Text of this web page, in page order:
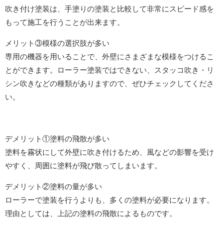
吹き付け塗装は、手塗りの塗装と比較して非常にスピード感を
もって施工を行うことが出来ます。
メリット③模様の選択肢が多い
専用の機器を用いることで、外壁にさまざまな模様をつけるこ
とができます。ローラー塗装ではできない、スタッコ吹き・リ
シン吹きなどの種類がありますので、ぜひチェックしてくださ
い。
デメリット①塗料の飛散が多い
塗料を霧状にして外壁に吹き付けるため、風などの影響を受け
やすく、周囲に塗料が飛び散ってしまいます。
デメリット②塗料の量が多い
ローラーで塗装を行うよりも、多くの塗料が必要になります。
理由としては、上記の塗料の飛散によるものです。